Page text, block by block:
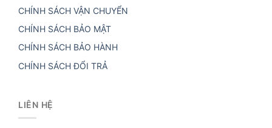
CHÍNH SÁCH VẬN CHUYỂN
CHÍNH SÁCH BẢO MẬT
CHÍNH SÁCH BẢO HÀNH
CHÍNH SÁCH ĐỔI TRẢ
LIÊN HỆ